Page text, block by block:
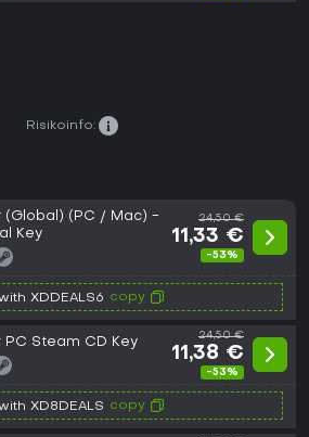
Risikoinfo:
(Global) (PC / Mac) -
Key
24,50 €
11,33 €
-53%
XDDEALS6 copy
PC Steam CD Key 24,50 €
11,38 €
-53%
XD8DEALS copy